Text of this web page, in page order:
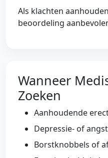
Als klachten
beoordeling
Wanneer
Zoeken
Aanhoudende
Depressie- of
Borstknobbels of